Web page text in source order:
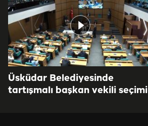
Üsküdar Belediyesinde
tartışmalı başkan vekili seçimi